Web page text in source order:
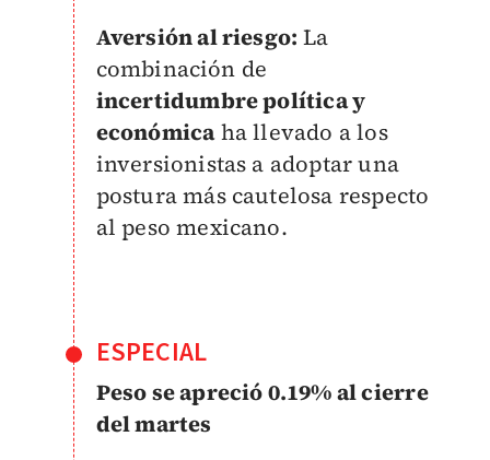
Aversión al riesgo: La
combinación de
incertidumbre política y
económicaha llevado a los
inversionistas a adoptar una
postura más cautelosa respecto
al peso mexicano.
ESPECIAL
Peso se apreció 0.19% al cierre
del martes